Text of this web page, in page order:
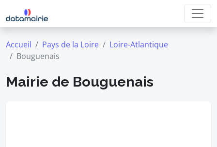
Accueil Pays de la Loire
Loire-Atlantique
Bouguenais
Mairie de Bouguenais